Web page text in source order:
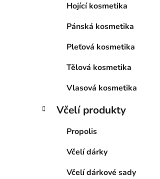
Hojící kosmetika
Pánská kosmetika
Pleťová kosmetika
Tělová kosmetika
Vlasová kosmetika
Včelí produkty
Propolis
Včelí dárky
Včelí dárkové sady